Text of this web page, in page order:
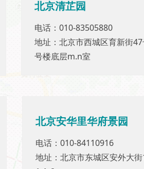
北京清芷园
电话：010-83505880
地址：北京市西城区育新街
号楼底层m.n室
北京清芷园
电话：010-83505880
地址：北京市西城区育新街
号楼底层m.n室
北京安华里华府景园
电话：010-84110916
地址：北京市东城区安外大
北京安华里华府景园
电话：010-84110916
地址：北京市东城区安外大